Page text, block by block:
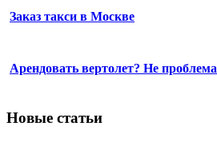
Заказ такси в Москве
Арендовать вертолет? Не проблема
Новые статьи